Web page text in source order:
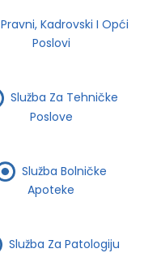
Pravni, Kadrovski I Opći
Poslovi
Služba Za Tehničke
Poslove
Služba Bolničke
Apoteke
Služba Za Patologiju